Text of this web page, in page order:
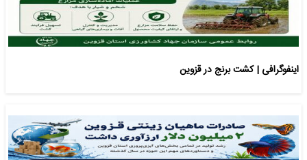
اینفوگرافی | کشت برنج در قزوین